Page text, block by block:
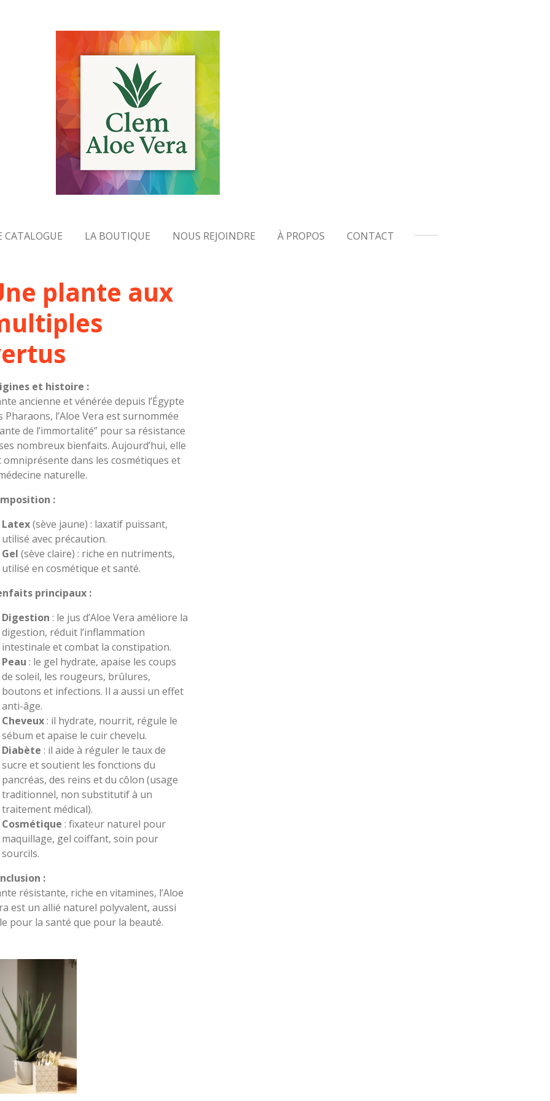
CATALOGUE LA BOUTIQUE NOUS REJOINDRE À PROPOS CONTACT
plante aux
et histoire :
ancienne et vénérée depuis l’Égypte
Pharaons, l’Aloe Vera est surnommée
de l’immortalité” pour sa résistance
nombreux bienfaits. Aujourd’hui, elle
omniprésente dans les cosmétiques et
naturelle.
:
Latex(sève jaune) : laxatif puissant,
utilisé avec précaution.
Gel (sève claire) : riche en nutriments,
utilisé en cosmétique et santé.
principaux :
Digestion : le jus d’Aloe Vera améliore la
digestion, réduit l’inflammation
intestinale et combat la constipation.
Peau : le gel hydrate, apaise les coups
de soleil, les rougeurs, brûlures,
boutons et infections. Il a aussi un effet
anti-âge.
Cheveux: il hydrate, nourrit, régule le
sébum et apaise le cuir chevelu.
Diabète : il aide à réguler le taux de
sucre et soutient les fonctions du
pancréas, des reins et du côlon (usage
traditionnel, non substitutif à un
traitement médical).
Cosmétique : fixateur naturel pour
maquillage, gel coiffant, soin pour
sourcils.
:
résistante, riche en vitamines, l’Aloe
est un allié naturel polyvalent, aussi
pour la santé que pour la beauté.